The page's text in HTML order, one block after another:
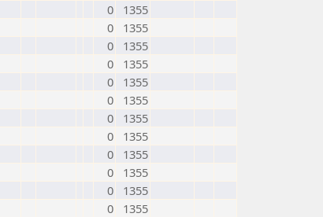
0
1355
0
1355
0
1355
0
1355
0
1355
0
1355
0
1355
0
1355
0
1355
0
1355
0
1355
0
1355